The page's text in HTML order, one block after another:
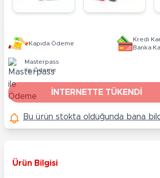
Kapıda Ödeme
Kredi
Banka
Masterpass
ile Ödeme
İNTERNETTE TÜKENDİ
Bu ürün stokta olduğunda bana
Ürün Bilgisi